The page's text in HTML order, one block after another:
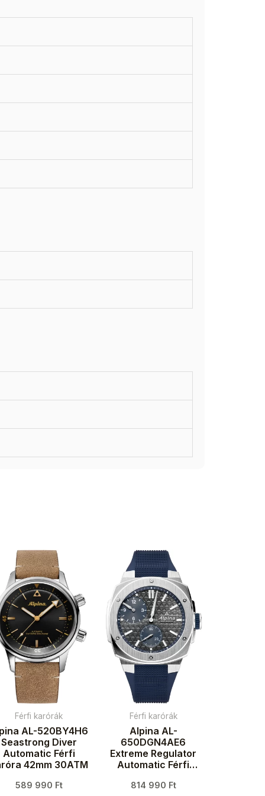
Férfi karórák
AL-520BY4H6
Seastrong Diver
Automatic Férfi
42mm 30ATM
589 990 Ft
Férfi karórák
Alpina AL-
650DGN4AE6
Extreme Regulator
Automatic Férfi
814 990 Ft